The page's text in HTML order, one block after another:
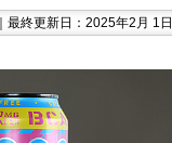
最終更新日：2025年2月 1日